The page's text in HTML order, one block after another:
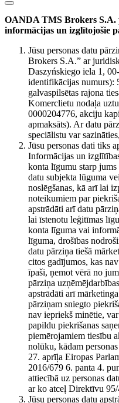
OANDA TMS Brokers S.A.
informācijas un izglītojošie
Jūsu personas datu
Brokers S.A.” ar
Daszyńskiego iela 1,
identifikācijas numurs):
galvaspilsētas rajona
Komerclietu nodaļa
0000204776, akciju
apmaksāts). Ar datu
speciālistu var
Jūsu personas dati tiks
Informācijas un
konta līgumu starp
datu subjekta lūguma
noslēgšanas, kā arī lai
noteikumiem par
apstrādāti arī datu
lai īstenotu leģitīmas
konta līguma vai
līguma, drošības
datu pārziņa tiešā
citos gadījumos, kas
īpaši, ņemot vērā no
pārziņa
apstrādāti arī
pārziņam sniegto
nav iepriekš minētie,
papildu piekrišanas
piemērojamiem tiesību
nolūku, kādam
27. aprīļa Eiropas
2016/679 6. panta 4.
attiecībā uz personas
ar ko atceļ Direktīvu
Jūsu personas datu